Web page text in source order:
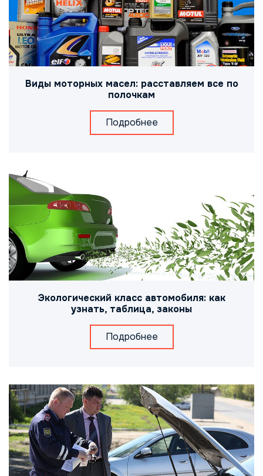
Виды моторных масел: расставляем все по
полочкам
Подробнее
Экологический класс автомобиля: как
узнать, таблица, законы
Подробнее